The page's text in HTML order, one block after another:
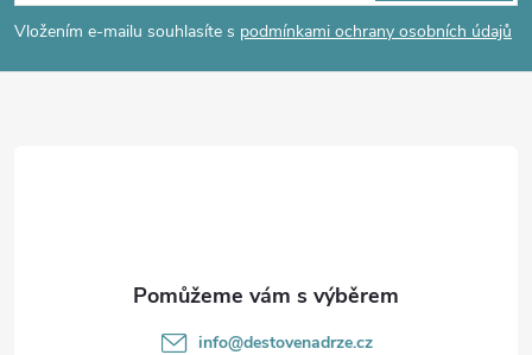
p
a
Vložením e-mailu souhlasíte s podmínkami ochrany osobních údajů
info@destovenadrze.cz